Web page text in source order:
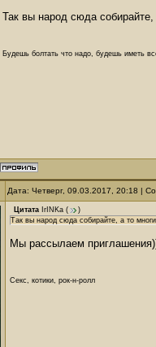
Так вы народ сюда
Будешь болтать что надо, будешь иметь
Дата: Четверг, 09.03.2017, 20:18 |
Цитата IrINKa (
)
Так вы народ сюда собирайте, а то
Мы рассылаем
Секс, котики, рок-н-ролл